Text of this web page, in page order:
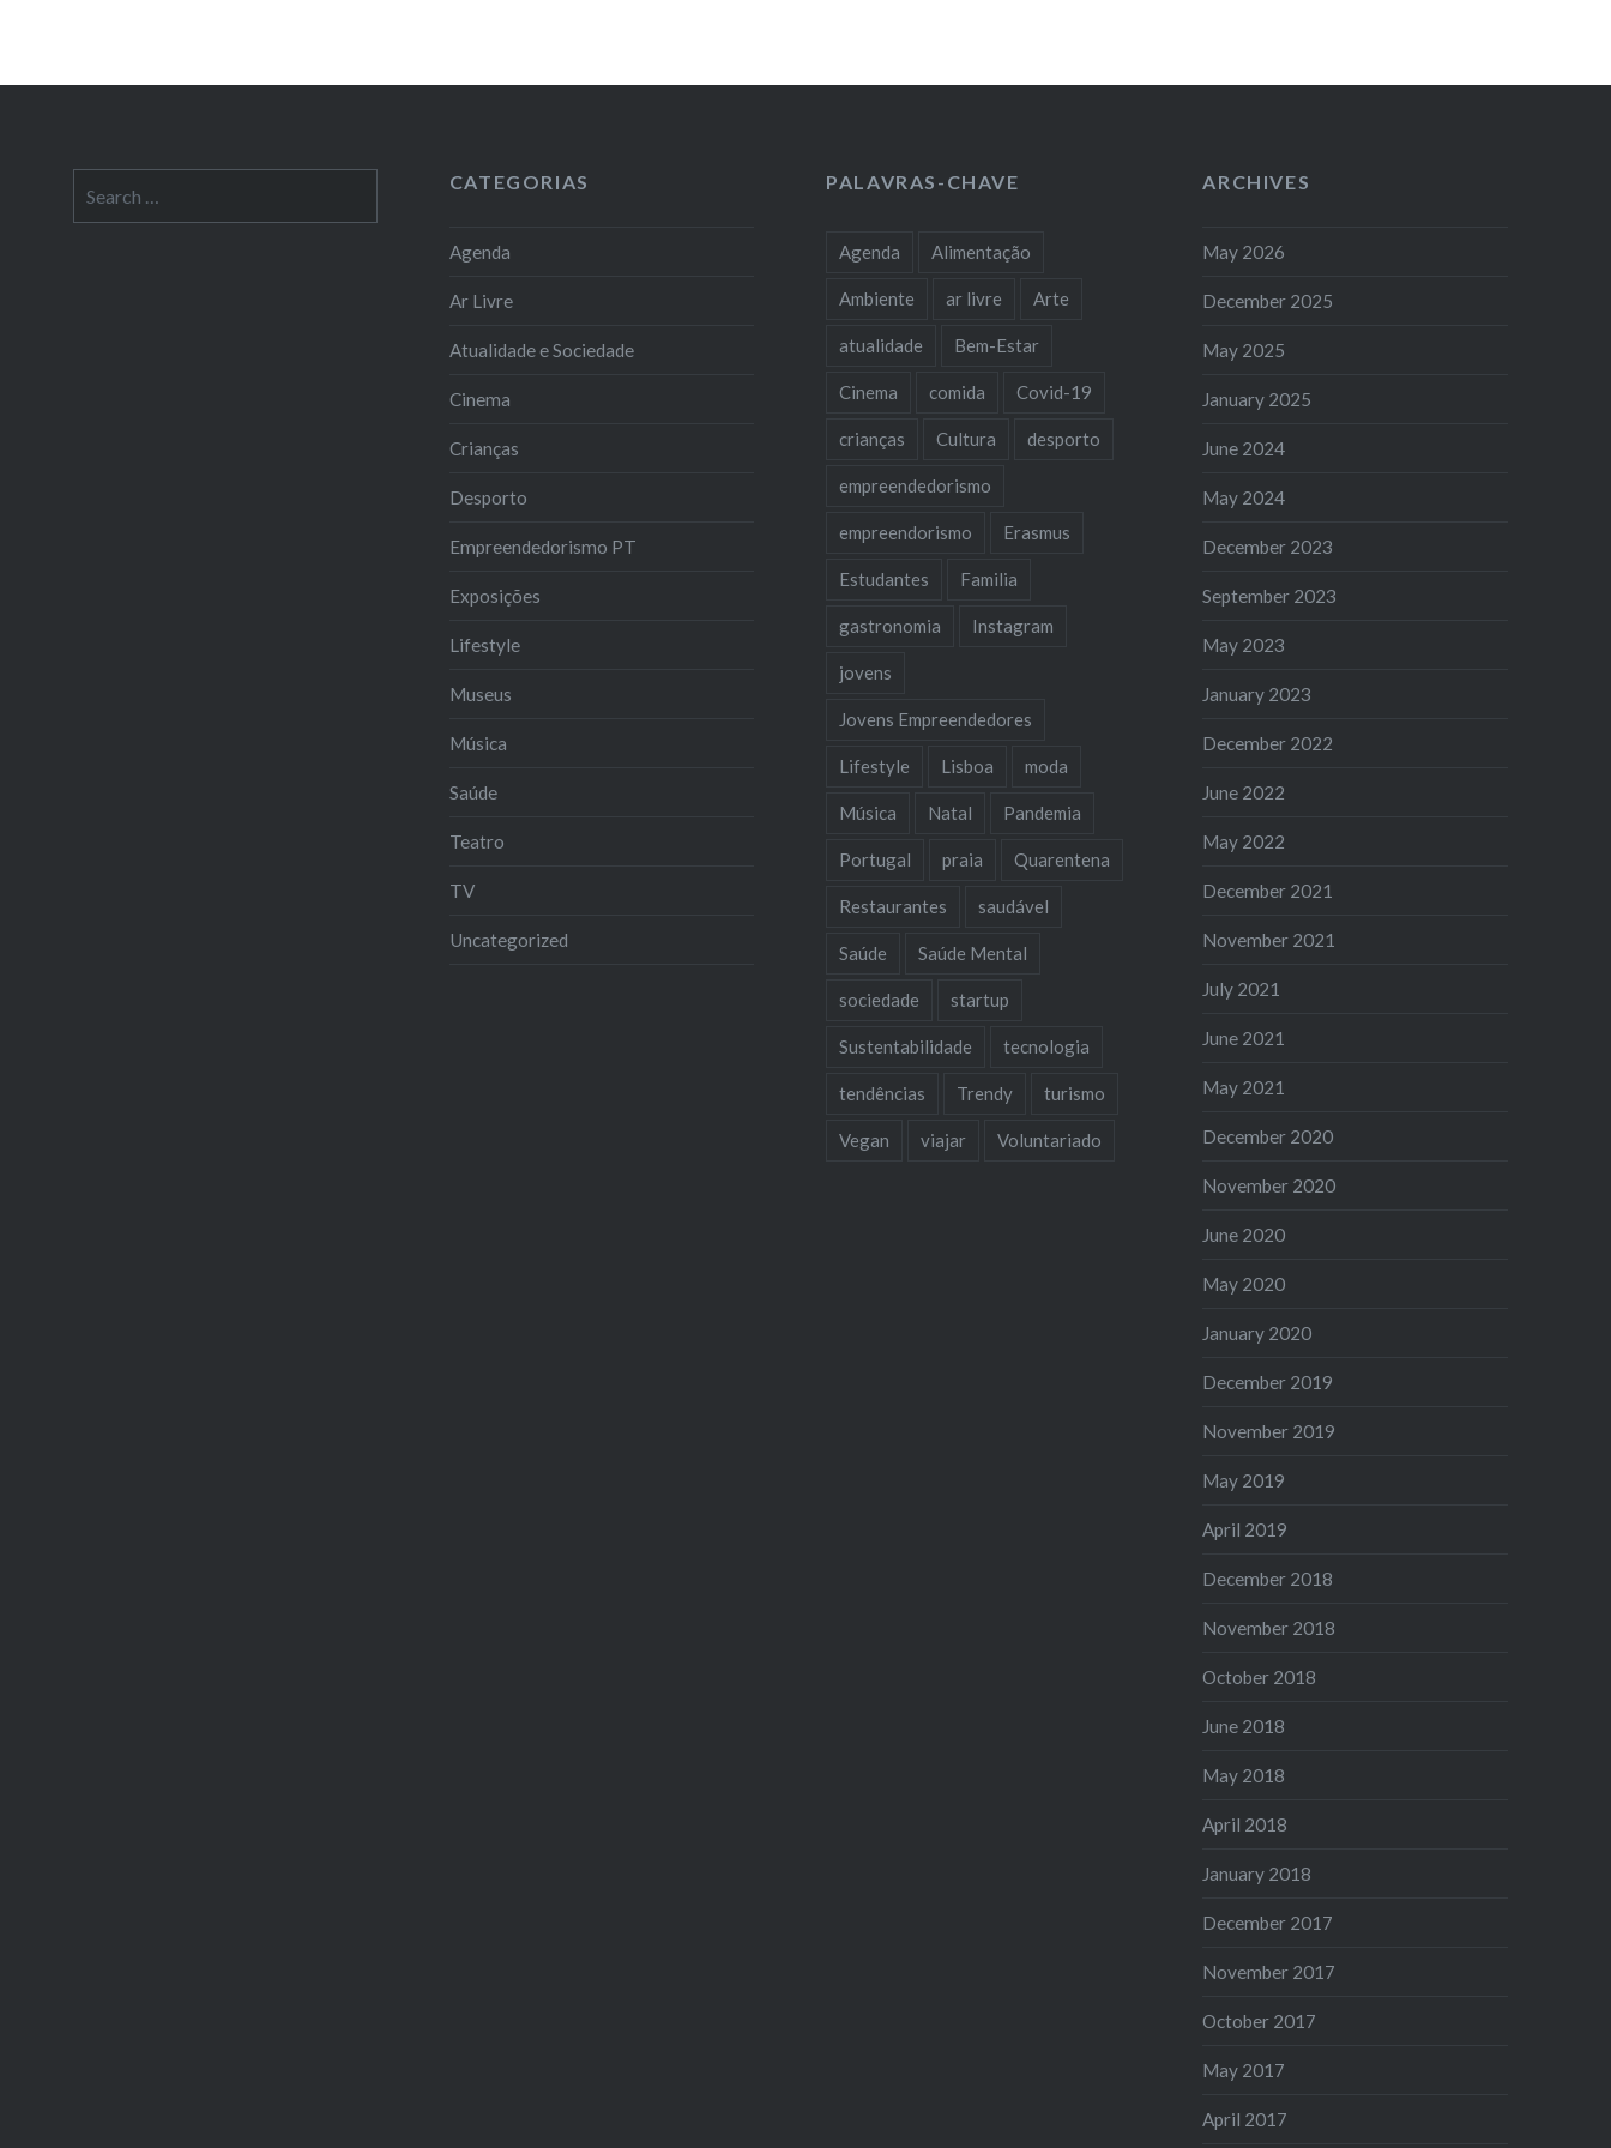
for:
CATEGORIAS
Agenda
Ar Livre
Atualidade e Sociedade
Cinema
Crianças
Desporto
Empreendedorismo PT
Exposições
Lifestyle
Museus
Música
Saúde
Teatro
TV
Uncategorized
PALAVRAS-CHAVE
Agenda Alimentação
Ambiente ar livre Arte
atualidade Bem-Estar
Cinema comida Covid-19
crianças Cultura desporto
empreendedorismo
empreendorismo Erasmus
Estudantes Familia
gastronomia Instagram
jovens
Jovens Empreendedores
Lifestyle Lisboa moda
Música Natal Pandemia
Portugal praia Quarentena
Restaurantes saudável
Saúde Saúde Mental
sociedade startup
Sustentabilidade tecnologia
tendências Trendy turismo
Vegan viajar Voluntariado
ARCHIVES
May 2026
December 2025
May 2025
January 2025
June 2024
May 2024
December 2023
September 2023
May 2023
January 2023
December 2022
June 2022
May 2022
December 2021
November 2021
July 2021
June 2021
May 2021
December 2020
November 2020
June 2020
May 2020
January 2020
December 2019
November 2019
May 2019
April 2019
December 2018
November 2018
October 2018
June 2018
May 2018
April 2018
January 2018
December 2017
November 2017
October 2017
May 2017
April 2017